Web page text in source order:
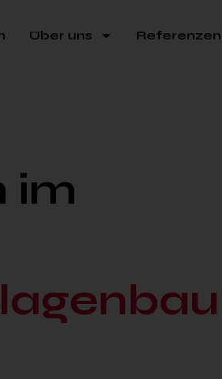
Über uns Referenzen
im